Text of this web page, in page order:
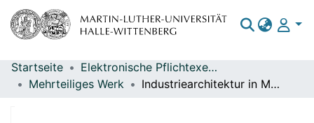
Bereiche & Sammlungen
Startseite
Elektronische Pflichtexemplare
Mehrteiliges Werk
Industriearchitektur in Magdeburg / Sabine Ullrich ; Landeshauptstadt Magdeburg, Stadtplanungsamt Magdeburg